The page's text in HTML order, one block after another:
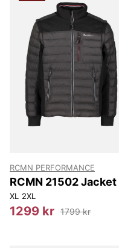
RCMN PERFORMANCE
RCMN 21502 Jacket
XL 2XL
1299 kr 1799 kr